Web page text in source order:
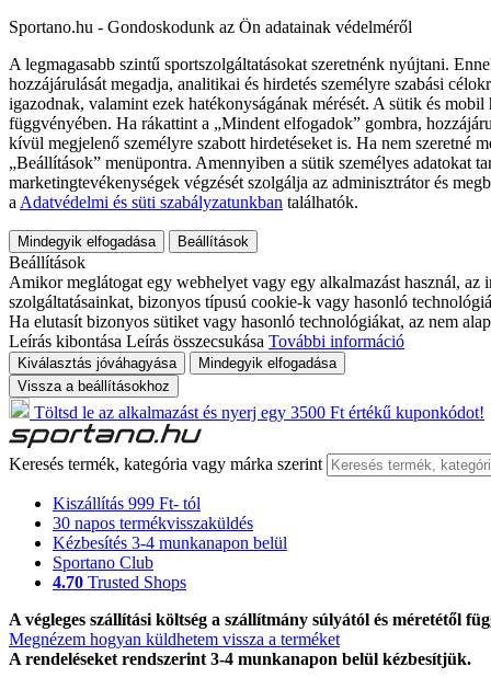
Sportano.hu - Gondoskodunk az Ön adatainak védelméről
A legmagasabb szintű sportszolgáltatásokat szeretnénk nyújtani.
hozzájárulását megadja, analitikai és hirdetés személyre szabási
igazodnak, valamint ezek hatékonyságának mérését. A sütik és
függvényében. Ha rákattint a „Mindent elfogadok” gombra,
kívül megjelenő személyre szabott hirdetéseket is. Ha nem szeretné
„Beállítások” menüpontra. Amennyiben a sütik személyes adatokat
marketingtevékenységek végzését szolgálja az adminisztrátor és
a Adatvédelmi és süti szabályzatunkban találhatók.
Mindegyik elfogadása Beállítások
Beállítások
Amikor meglátogat egy webhelyet vagy egy alkalmazást használ,
szolgáltatásainkat, bizonyos típusú cookie-k vagy hasonló
Ha elutasít bizonyos sütiket vagy hasonló technológiákat, az nem
Leírás kibontása Leírás összecsukása További információ
Kiválasztás jóváhagyása
Mindegyik elfogadása
Vissza a beállításokhoz
Töltsd le az alkalmazást és nyerj egy 3500 Ft értékű kuponkódot!
Keresés termék, kategória vagy márka szerint
Kiszállítás 999 Ft- tól
30 napos termékvisszaküldés
Kézbesítés 3-4 munkanapon belül
Sportano Club
4.70 Trusted Shops
A végleges szállítási költség a szállítmány súlyától és méretétől
Megnézem hogyan küldhetem vissza a terméket
A rendeléseket rendszerint 3-4 munkanapon belül kézbesítjük.